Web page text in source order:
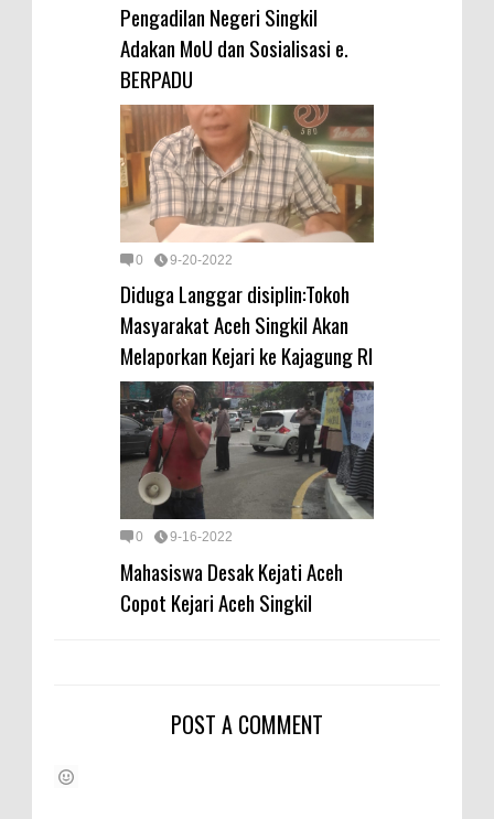
Pengadilan Negeri Singkil
Adakan MoU dan Sosialisasi e.
BERPADU
0 9-20-2022
Diduga Langgar disiplin:Tokoh
Masyarakat Aceh Singkil Akan
Melaporkan Kejari ke Kajagung RI
0 9-16-2022
Mahasiswa Desak Kejati Aceh
Copot Kejari Aceh Singkil
POST A COMMENT